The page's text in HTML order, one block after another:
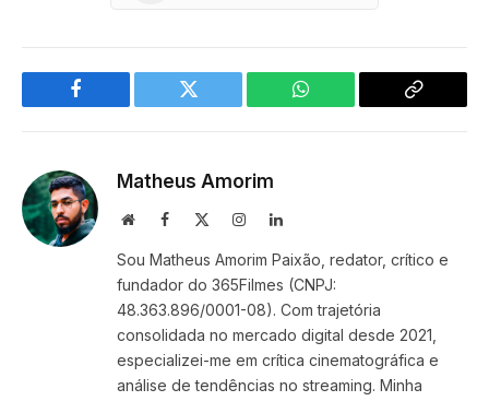
Facebook Twitter WhatsApp
Copy
Matheus Amorim
WebsiteFacebook InstagramLinkedIn
Sou Matheus Amorim Paixão, redator, crítico e
fundador do 365Filmes (CNPJ:
48.363.896/0001-08). Com trajetória
consolidada no mercado digital desde 2021,
especializei-me em crítica cinematográfica e
análise de tendências no streaming. Minha